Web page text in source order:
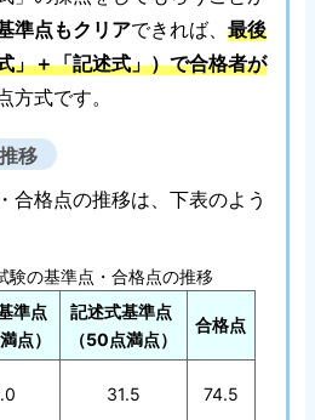
準点もクリアできれば、 最後
」＋「記述式」）で合格者が
方式です。
移
合格点の推移は、下表のよう
験の基準点・合格点の推移
準点
点）
記述式基準点
（50点満点）
合格点
31.5 74.5